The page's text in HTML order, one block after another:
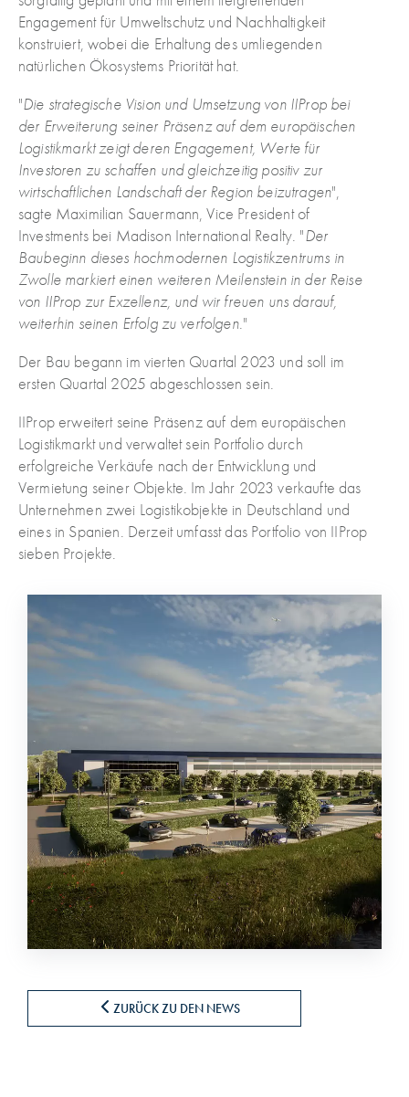
Engagement für Umweltschutz und Nachhaltigkeit
konstruiert, wobei die Erhaltung des umliegenden
natürlichen Ökosystems Priorität hat.
"Die strategische Vision und Umsetzung von IIProp bei
der Erweiterung seiner Präsenz auf dem europäischen
Logistikmarkt zeigt deren Engagement, Werte für
Investoren zu schaffen und gleichzeitig positiv zur
wirtschaftlichen Landschaft der Region beizutragen",
sagte Maximilian Sauermann, Vice President of
Investments bei Madison International Realty. "Der
Baubeginn dieses hochmodernen Logistikzentrums in
Zwolle markiert einen weiteren Meilenstein in der Reise
von IIProp zur Exzellenz, und wir freuen uns darauf,
weiterhin seinen Erfolg zu verfolgen."
Der Bau begann im vierten Quartal 2023 und soll im
ersten Quartal 2025 abgeschlossen sein.
IIProp erweitert seine Präsenz auf dem europäischen
Logistikmarkt und verwaltet sein Portfolio durch
erfolgreiche Verkäufe nach der Entwicklung und
Vermietung seiner Objekte. Im Jahr 2023 verkaufte das
Unternehmen zwei Logistikobjekte in Deutschland und
eines in Spanien. Derzeit umfasst das Portfolio von IIProp
sieben Projekte.
ZURÜCK ZU DEN NEWS